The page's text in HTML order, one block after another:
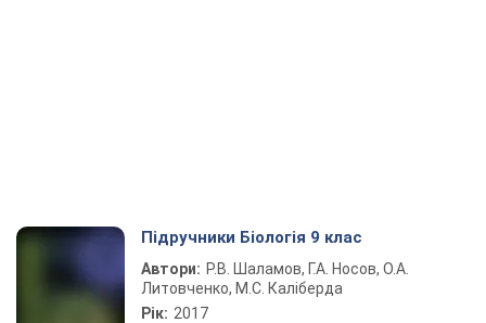
Підручники Біологія 9 клас
Автори: Р.В. Шаламов, Г.А. Носов, О.А.
Литовченко, М.С. Каліберда
Рік: 2017